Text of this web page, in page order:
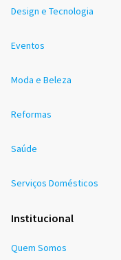
Design e Tecnologia
Eventos
Moda e Beleza
Reformas
Saúde
Serviços Domésticos
Institucional
Quem Somos